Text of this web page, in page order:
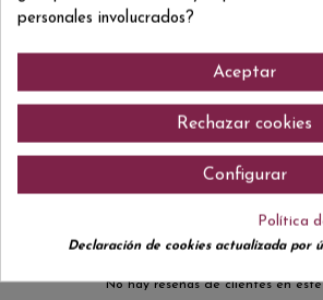
ofrece notas de fruta madura, miel, vainilla y un
boca es suave y elegante, con sabores de
whisky expresivo, refinado y muy accesible.
Comentarios (0)
No hay reseñas de clientes en este
personales involucrados?
Aceptar
Rechazar cookies
Configurar
Política
Declaración de cookies actualizada por